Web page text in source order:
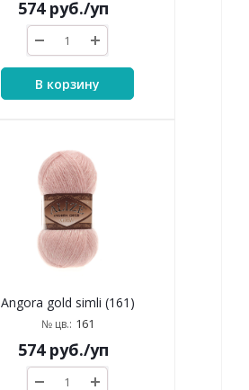
574руб./уп
В корзину
Angora gold simli (161)
№ цв.: 161
574руб./уп